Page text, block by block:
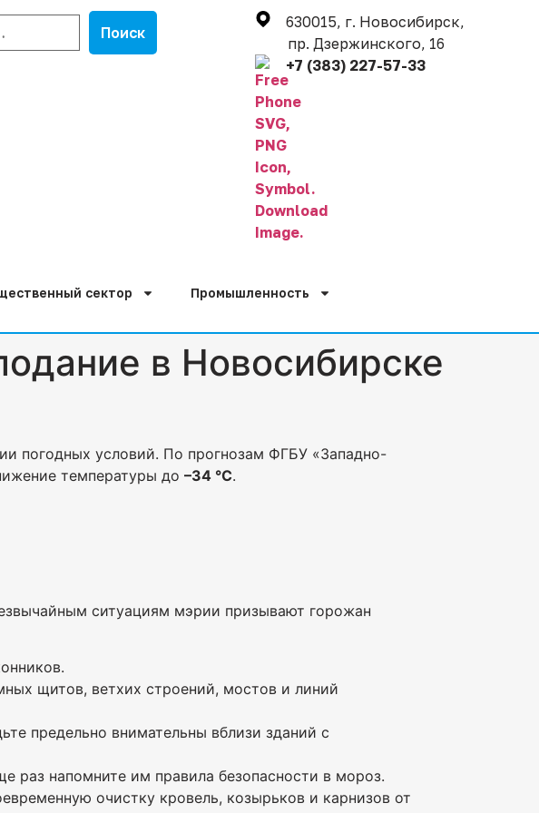
630015, г. Новосибирск,
пр. Дзержинского, 16
+7 (383) 227-57-33
сектор Промышленность
в Новосибирске
погодных условий. По прогнозам ФГБУ «Западно-
температуры до –34 °C.
ситуациям мэрии призывают горожан
щитов, ветхих строений, мостов и линий
предельно внимательны вблизи зданий с
раз напомните им правила безопасности в мороз.
очистку кровель, козырьков и карнизов от